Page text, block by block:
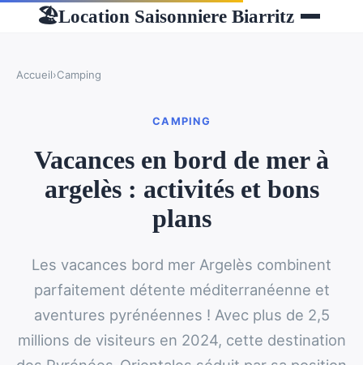
🏖Location Saisonniere Biarritz
Accueil›Camping
CAMPING
Vacances en bord de mer à
argelès : activités et bons
plans
Les vacances bord mer Argelès combinent
parfaitement détente méditerranéenne et
aventures pyrénéennes ! Avec plus de 2,5
millions de visiteurs en 2024, cette destination